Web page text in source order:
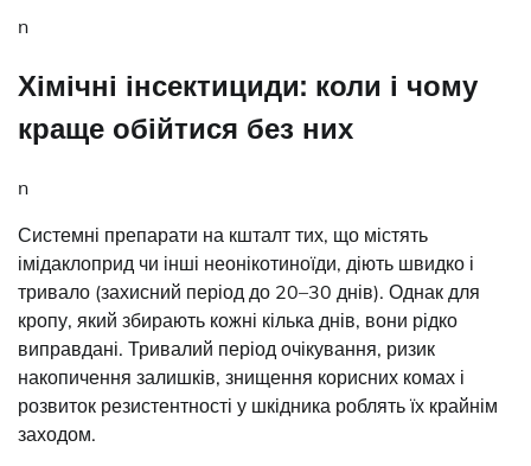
n
Хімічні інсектициди: коли і чому
краще обійтися без них
n
Системні препарати на кшталт тих, що містять
імідаклоприд чи інші неонікотиноїди, діють швидко і
тривало (захисний період до 20–30 днів). Однак для
кропу, який збирають кожні кілька днів, вони рідко
виправдані. Тривалий період очікування, ризик
накопичення залишків, знищення корисних комах і
розвиток резистентності у шкідника роблять їх крайнім
заходом.